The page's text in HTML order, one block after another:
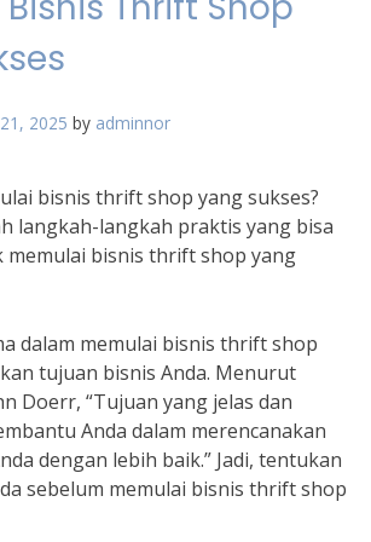
2025 by adminnor
bisnis thrift shop yang sukses?
langkah-langkah praktis yang bisa
memulai bisnis thrift shop yang
dalam memulai bisnis thrift shop
tujuan bisnis Anda. Menurut
Doerr, “Tujuan yang jelas dan
Anda dalam merencanakan
dengan lebih baik.” Jadi, tentukan
sebelum memulai bisnis thrift shop